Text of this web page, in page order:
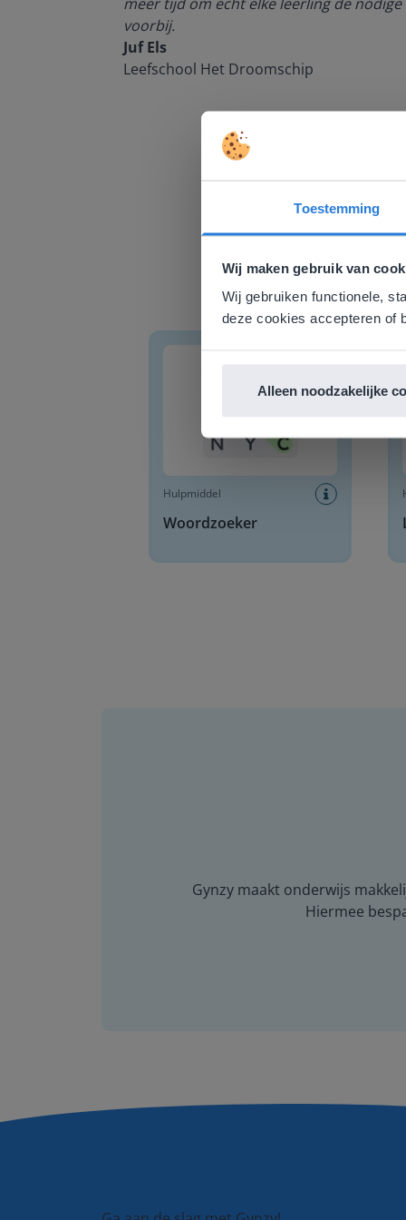
Toestemming
Wij maken gebruik van
Wij gebruiken functionele,
deze cookies accepteren of
Alleen noodzakelijke
voorbij.
Juf Els
Leefschool Het Droomschip
Woordzoeker
Hulpmiddel
Woordzoeker
Gynzy maakt onderwijs
Hiermee
Deze
Gezien